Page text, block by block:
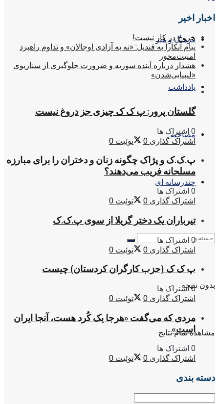
فرهنگ و هنر
یادداشت
مصاحبه
چندرسانه ای
بدون نتیجه
مشاهده تمام نتایج
اخبار اخیر
خروج در کار نیست!
پیام آنکارا به قندیل: «نه به آزادی اوجالان» و تداوم راهبرد
امنیت‌محور
هشدار درباره آینده سوریه و ضرورت جلوگیری از سناریوی
«لیبیایی‌شدن»
گلستان پرور: پ ک ک چیزی جز دروغ نیست
0 اشتراک ها
اشتراک گذاری 0 توئیت 0
پ.ک.ک و پژاک چگونه زنان و دختران را برای مبارزه
مسلحانه فریب می‌دهند؟
0 اشتراک ها
اشتراک گذاری 0 توئیت 0
تیرباران یک دختر گریلا از سوی پ.ک.ک
0 اشتراک ها
اشتراک گذاری 0 توئیت 0
پ ک ک (حزب کارگران کردستان) چیست
0 اشتراک ها
اشتراک گذاری 0 توئیت 0
مردی که می‌گفت «هرجا یک کُرد هست، آنجا ایران
است»
0 اشتراک ها
اشتراک گذاری 0 توئیت 0
دسته بندی
دسته